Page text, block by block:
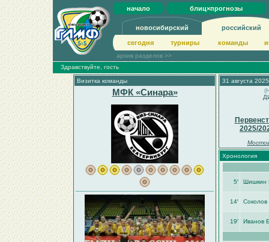
начало блиц×прогнозы
новосибирский российский
сегодня турниры команды
архив разделов >>
Здравствуйте, гость
Визитка команды
МФК «Синара»
31 августа
2025/
Хронология
5′ Шишкин
14′ Соколов
19′ Иванов